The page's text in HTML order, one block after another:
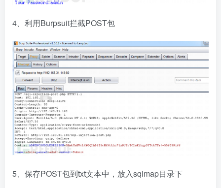
4、利用Burpsuit拦截POST包
5、保存POST包到txt文本中，放入sqlmap目录下